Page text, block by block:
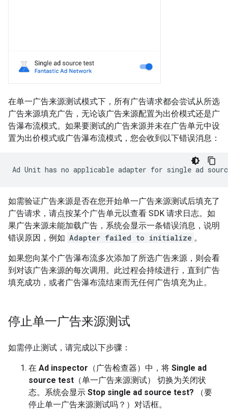
在单一广告来源测试模式下，所有广告请求都会尝试从所选
广告来源填充广告，无论该广告来源配置为出价模式还是广
告瀑布流模式。如果要测试的广告来源并未在广告单元中设
置为出价模式或广告瀑布流模式，您会收到以下错误消息：
Ad Unit has no applicable adapter for single ad
如需验证广告来源是否在您开始单一广告来源测试后填充了
广告请求，请点按某个广告单元以查看 SDK 请求日志。如
果广告来源未能加载广告，系统会显示一条错误消息，说明
错误原因，例如 Adapter failed to initialize 。
如果您向某个广告瀑布流多次添加了所选广告来源，则会看
到对该广告来源的每次调用。此过程会持续进行，直到广告
填充成功，或者广告瀑布流结束而无任何广告填充为止。
停止单一广告来源测试
如需停止测试，请完成以下步骤：
在 Ad inspector （广告检查器）中，将 Single ad
source test （单一广告来源测试） 切换为关闭状
态。系统会显示 Stop single ad source test? （要
停止单一广告来源测试吗？）对话框。